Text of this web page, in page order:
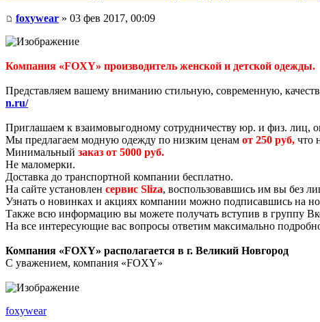
foxywear » 03 фев 2017, 00:09
Компания «FOXY» производитель женской и детской одежды.
Представляем вашему вниманию стильную, современную,
n.ru/
Приглашаем к взаимовыгодному сотрудничеству юр. и физ. лиц,
Мы предлагаем модную одежду по низким ценам от 250 руб, что
Минимальный заказ от 5000 руб.
Не маломерки.
Доставка до транспортной компании бесплатно.
На сайте установлен сервис Sliza, воспользовавшись им вы без
Узнать о новинках и акциях компании можно подписавшись на
Также всю информацию вы можете получать вступив в группу
На все интересующие вас вопросы ответим максимально
Компания «FOXY» располагается в г. Великий Новгород
С уважением, компания «FOXY»
foxywear